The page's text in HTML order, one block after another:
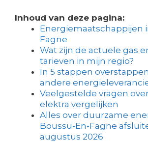
Inhoud van deze pagina:
Energiemaatschappijen
Fagne
Wat zijn de actuele gas
tarieven in mijn regio?
In 5 stappen
andere
Veelgestelde vragen
elektra vergelijken
Alles over duurzame
Boussu-En-Fagne
augustus 2026